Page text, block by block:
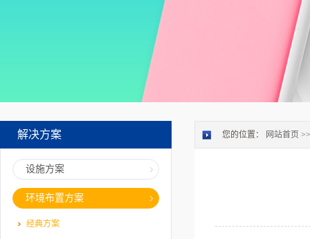
解决方案
设施方案
环境布置方案
经典方案
您的位置： 网站首页 >>